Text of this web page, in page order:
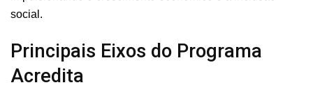
social.
Principais Eixos do Programa
Acredita